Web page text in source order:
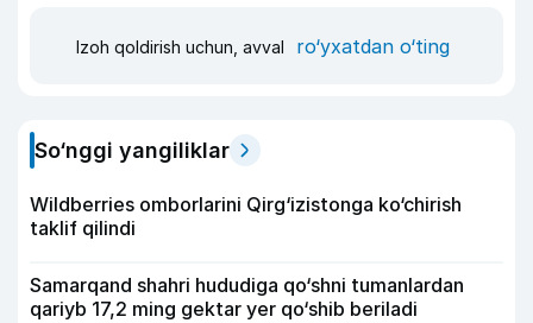
Izoh qoldirish uchun, avval ro‘yxatdan o‘ting
So‘nggi yangiliklar
Wildberries omborlarini Qirg‘izistonga ko‘chirish
taklif qilindi
Samarqand shahri hududiga qo‘shni tumanlardan
qariyb 17,2 ming gektar yer qo‘shib beriladi